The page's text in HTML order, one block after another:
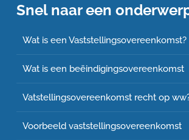
Snel naar een
Wat is een Vaststellingsovereenkomst?
Wat is een beëindigingsovereenkomst
Vatstellingsovereenkomst recht op
Voorbeeld vaststellingsovereenkomst